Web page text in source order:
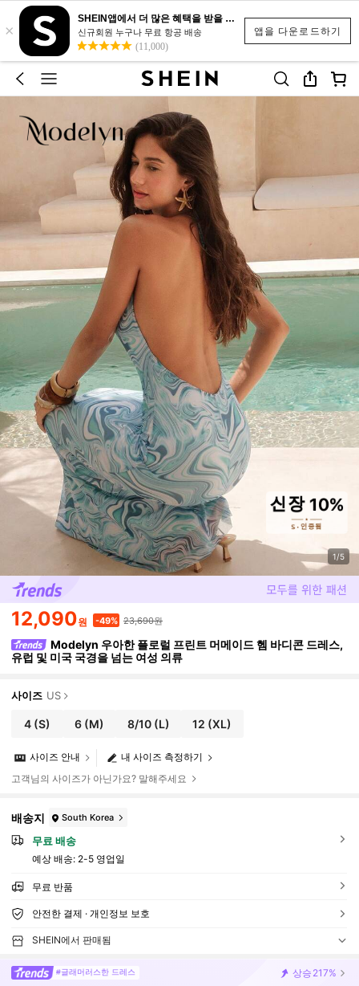
앱을 다운로드하기
×
SHEIN앱에서 더 많은 혜택을 받을 수 있어요.
신규회원 누구나 무료 항공 배송
(11,000)
1/5
12,090원 -49% 23,690원
Modelyn 우아한 플로럴 프린트 머메이드 헴 바디콘 드레스,
유럽 및 미국 국경을 넘는 여성 의류
사이즈 US
4 (S) 6 (M) 8/10(L) 12 (XL)
내 사이즈 측정하기
사이즈 안내
고객님의 사이즈가 아닌가요? 말해주세요
배송지 South Korea
무료 배송
예상 배송: 2-5 영업일
무료 반품
안전한 결제 · 개인정보 보호
SHEIN에서 판매됨
#글래머러스한 드레스 상승 217%